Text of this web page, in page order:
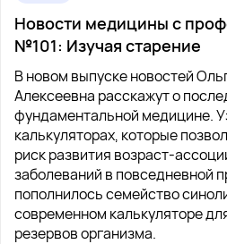
Новости медицины с
№101: Изучая старение
В новом выпуске новостей
Алексеевна расскажут о
фундаментальной медицине.
калькуляторах, которые
риск развития возраст-
заболеваний в повседневной
пополнилось семейство
современном калькуляторе
резервов организма.